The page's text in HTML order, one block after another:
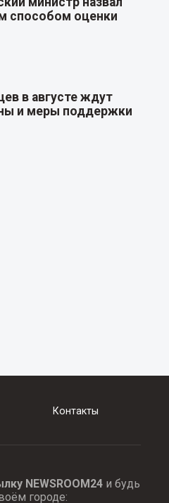
способом оценки
в августе ждут
и меры поддержки
Контакты
NEWSROOM24и будь
городе: